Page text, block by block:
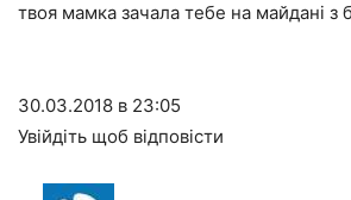
твоя мамка зачала тебе на майдані
30.03.2018 в 23:05
Увійдіть щоб відповісти